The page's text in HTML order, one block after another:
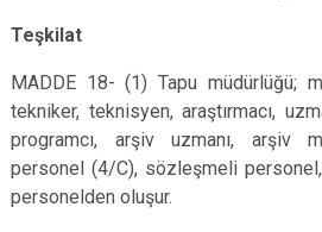
Teşkilat
MADDE 18- (1) Tapu müdürlüğü;
tekniker, teknisyen, araştırmacı,
programcı, arşiv uzmanı, arşiv
personel (4/C), sözleşmeli
personelden oluşur.